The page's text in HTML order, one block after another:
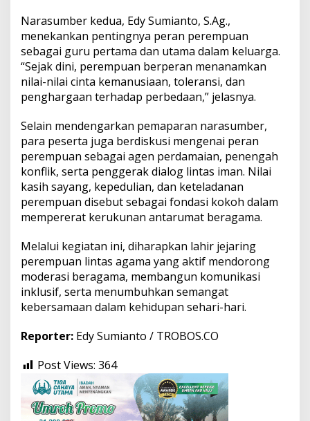
Narasumber kedua, Edy Sumianto, S.Ag.,
menekankan pentingnya peran perempuan
sebagai guru pertama dan utama dalam keluarga.
“Sejak dini, perempuan berperan menanamkan
nilai-nilai cinta kemanusiaan, toleransi, dan
penghargaan terhadap perbedaan,” jelasnya.
Selain mendengarkan pemaparan narasumber,
para peserta juga berdiskusi mengenai peran
perempuan sebagai agen perdamaian, penengah
konflik, serta penggerak dialog lintas iman. Nilai
kasih sayang, kepedulian, dan keteladanan
perempuan disebut sebagai fondasi kokoh dalam
mempererat kerukunan antarumat beragama.
Melalui kegiatan ini, diharapkan lahir jejaring
perempuan lintas agama yang aktif mendorong
moderasi beragama, membangun komunikasi
inklusif, serta menumbuhkan semangat
kebersamaan dalam kehidupan sehari-hari.
Reporter: Edy Sumianto / TROBOS.CO
Post Views: 364